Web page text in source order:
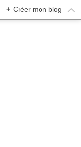
+ Créer mon blog